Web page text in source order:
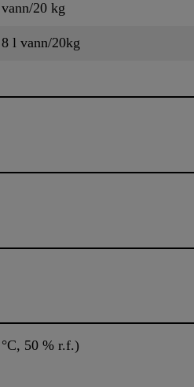
20 kg
l vann/20kg
50 % r.f.)